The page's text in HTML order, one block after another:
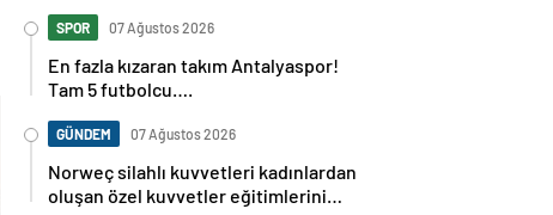
SPOR 07 Ağustos 2026
En fazla kızaran takım Antalyaspor!
Tam 5 futbolcu….
GÜNDEM 07 Ağustos 2026
Norweç silahlı kuvvetleri kadınlardan
oluşan özel kuvvetler eğitimlerini